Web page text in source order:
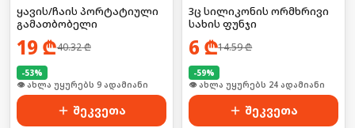
ყავის/ჩაის პორტატიული
გამათბობელი
19 ₾40.32₾
-53%
🛒 ბოლო 24სთ-ში იყიდა 10-მა
შეკვეთა
3ც სილიკონის ორმხრივი
სახის ფუნჯი
6 ₾14.59₾
-59%
🛒 ბოლო 24სთ-ში იყიდა 32-მა
შეკვეთა